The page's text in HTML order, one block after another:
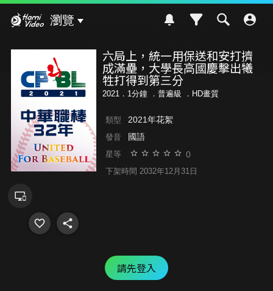
瀏覽
六局上，統一用保送和安打擠
成滿壘，大學長高國慶擊出犧
牲打得到第三分
2021．1分鐘 ． 普遍級 ．HD畫質
類型 2021年花絮
發音 國語
星等 0
下架時間 2032年12月31日
請先登入